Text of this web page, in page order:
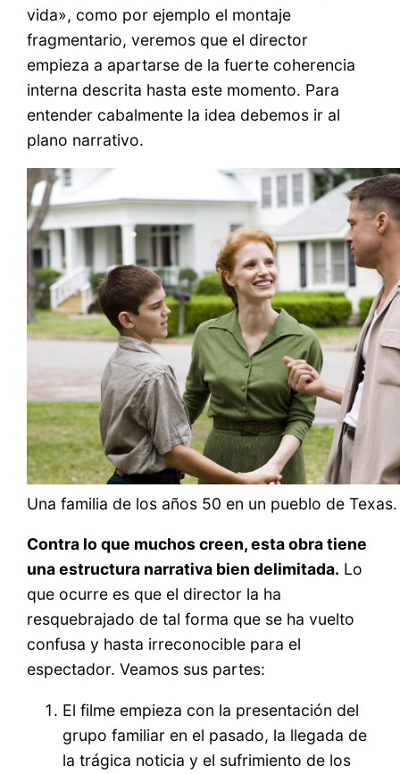
vida», como por ejemplo el montaje
fragmentario, veremos que el director
empieza a apartarse de la fuerte coherencia
interna descrita hasta este momento. Para
entender cabalmente la idea debemos ir al
plano narrativo.
Una familia de los años 50 en un pueblo de Texas.
Contra lo que muchos creen, esta obra tiene
una estructura narrativa bien delimitada. Lo
que ocurre es que el director la ha
resquebrajado de tal forma que se ha vuelto
confusa y hasta irreconocible para el
espectador. Veamos sus partes:
El filme empieza con la presentación del
grupo familiar en el pasado, la llegada de
la trágica noticia y el sufrimiento de los